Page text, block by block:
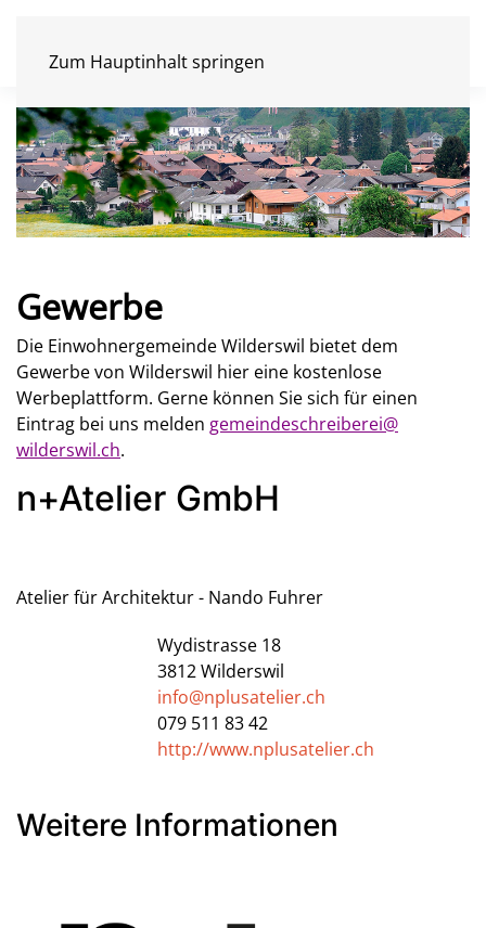
Zum Hauptinhalt springen
Gewerbe
Die Einwohnergemeinde Wilderswil bietet dem
Gewerbe von Wilderswil hier eine kostenlose
Werbeplattform. Gerne können Sie sich für einen
Eintrag bei uns melden gemeindeschreiberei@
wilderswil.ch.
n+Atelier GmbH
Atelier für Architektur - Nando Fuhrer
Wydistrasse 18
3812Wilderswil
info@nplusatelier.ch
079 511 83 42
http://www.nplusatelier.ch
Weitere Informationen